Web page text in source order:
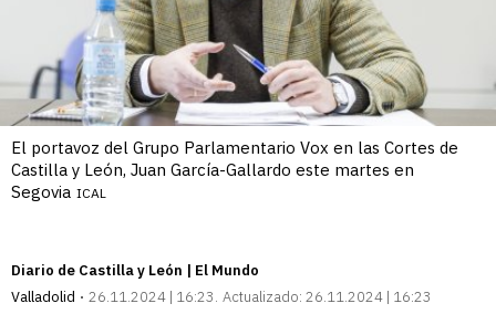
El portavoz del Grupo Parlamentario Vox en las Cortes de
Castilla y León, Juan García-Gallardo este martes en
Segovia ICAL
Diario de Castilla y León | El Mundo
Valladolid
26.11.2024 | 16:23 Actualizado: 26.11.2024 | 16:23